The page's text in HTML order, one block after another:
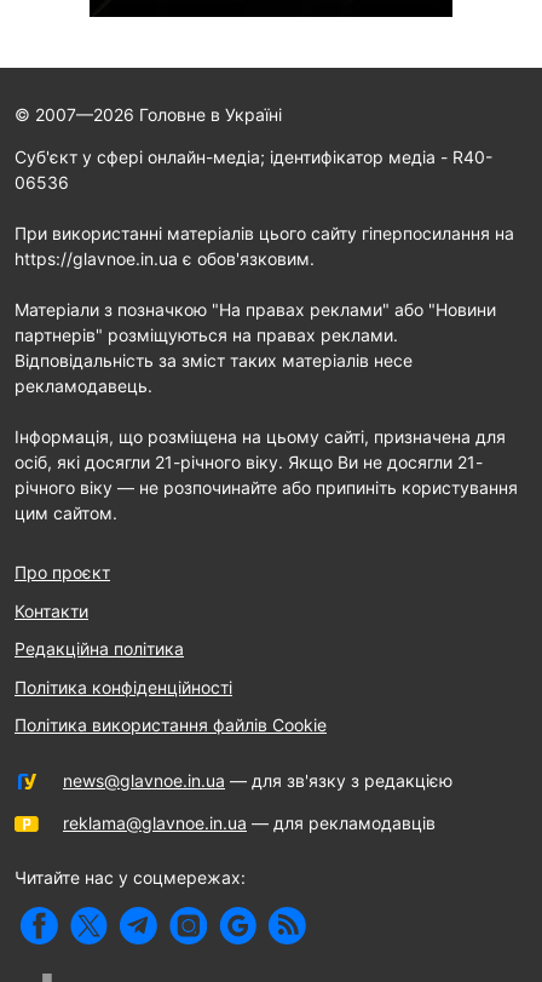
© 2007—2026 Головне в Україні
Cуб'єкт у сфері онлайн-медіа; ідентифікатор медіа - R40-
06536
При використанні матеріалів цього сайту гіперпосилання на
https://glavnoe.in.ua є обов'язковим.
Матеріали з позначкою "На правах реклами" або "Новини
партнерів" розміщуються на правах реклами.
Відповідальність за зміст таких матеріалів несе
рекламодавець.
Інформація, що розміщена на цьому сайті, призначена для
осіб, які досягли 21-річного віку. Якщо Ви не досягли 21-
річного віку — не розпочинайте або припиніть користування
цим сайтом.
Про проєкт
Контакти
Редакційна політика
Політика конфіденційності
Політика використання файлів Cookie
news@glavnoe.in.ua — для зв'язку з редакцією
reklama@glavnoe.in.ua — для рекламодавців
Читайте нас у соцмережах: